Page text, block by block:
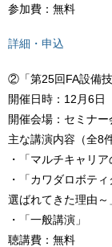
参加費：無料
詳細・申込
②「第25回FA設備技
開催日時：12月6日
開催会場：セミナー
主な講演内容（全8
・「マルチキャリア
・「カワダロボテ
選ばれてきた理由～
・「一般講演」
聴講費：無料